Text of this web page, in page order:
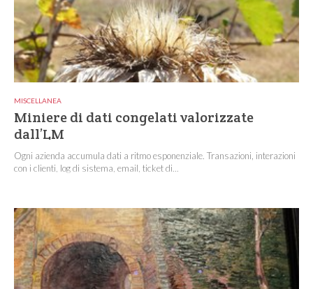
MISCELLANEA
Miniere di dati congelati valorizzate
dall’LM
Ogni azienda accumula dati a ritmo esponenziale. Transazioni, interazioni
con i clienti, log di sistema, email, ticket di...